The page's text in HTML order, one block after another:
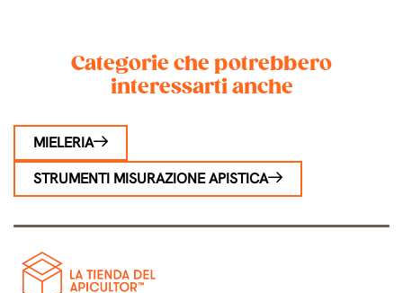
Categorie che potrebbero
interessarti anche
MIELERIA
STRUMENTI MISURAZIONE APISTICA